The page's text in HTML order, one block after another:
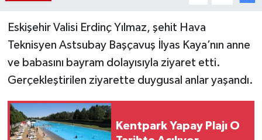
Eskişehir Valisi Erdinç Yılmaz, şehit Hava
Teknisyen Astsubay Başçavuş İlyas Kaya’nın anne
ve babasını bayram dolayısıyla ziyaret etti.
Gerçekleştirilen ziyarette duygusal anlar yaşandı.
Kentpark Yapay Plajı O